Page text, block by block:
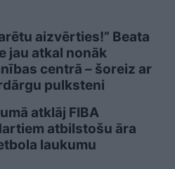
aizvērties!” Beata
jau atkal nonāk
centrā – šoreiz ar
pulksteni
atklāj FIBA
atbilstošu āra
laukumu